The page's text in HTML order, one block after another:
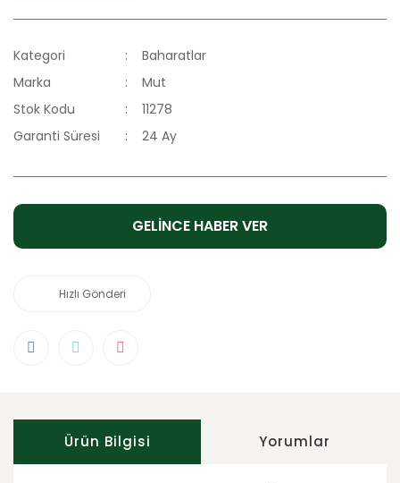
Kategori
Baharatlar
Marka
Mut
Stok Kodu
11278
Garanti Süresi
24 Ay
GELİNCE HABER VER
Hızlı Gönderi
Ürün Bilgisi Yorumlar